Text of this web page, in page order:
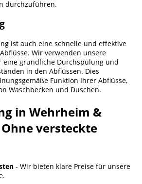
durchzuführen.
ist auch eine schnelle und effektive
Wir verwenden unsere
eine gründliche Durchspülung und
in den Abflüssen. Dies
Funktion Ihrer Abflüsse,
Waschbecken und Duschen.
in Wehrheim &
versteckte
- Wir bieten klare Preise für unsere